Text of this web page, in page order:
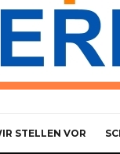
STELLEN VOR